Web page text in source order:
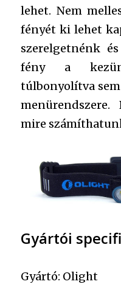
lehet. Nem
fényét ki lehet
szerelgetnénk
fény a
túlbonyolítva sem
mire
Gyártói
Gyártó: Olight